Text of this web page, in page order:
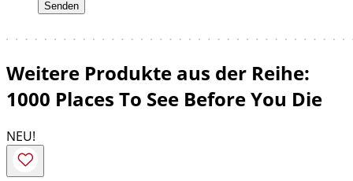
Weitere Produkte aus der Reihe:
1000 Places To See Before You Die
NEU!